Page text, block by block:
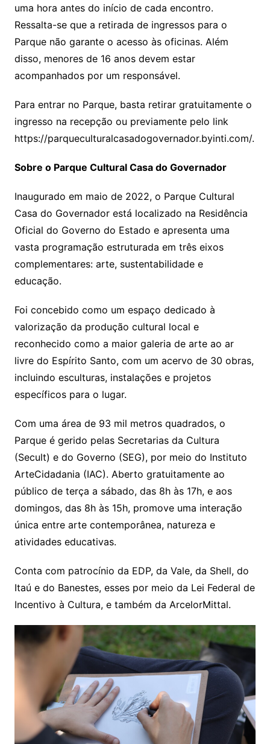
uma hora antes do início de cada encontro.
Ressalta-se que a retirada de ingressos para o
Parque não garante o acesso às oficinas. Além
disso, menores de 16 anos devem estar
acompanhados por um responsável.
Para entrar no Parque, basta retirar gratuitamente o
ingresso na recepção ou previamente pelo link
https://parqueculturalcasadogovernador.byinti.com/.
Sobre o Parque Cultural Casa do Governador
Inaugurado em maio de 2022, o Parque Cultural
Casa do Governador está localizado na Residência
Oficial do Governo do Estado e apresenta uma
vasta programação estruturada em três eixos
complementares: arte, sustentabilidade e
educação.
Foi concebido como um espaço dedicado à
valorização da produção cultural local e
reconhecido como a maior galeria de arte ao ar
livre do Espírito Santo, com um acervo de 30 obras,
incluindo esculturas, instalações e projetos
específicos para o lugar.
Com uma área de 93 mil metros quadrados, o
Parque é gerido pelas Secretarias da Cultura
(Secult) e do Governo (SEG), por meio do Instituto
ArteCidadania (IAC). Aberto gratuitamente ao
público de terça a sábado, das 8h às 17h, e aos
domingos, das 8h às 15h, promove uma interação
única entre arte contemporânea, natureza e
atividades educativas.
Conta com patrocínio da EDP, da Vale, da Shell, do
Itaú e do Banestes, esses por meio da Lei Federal de
Incentivo à Cultura, e também da ArcelorMittal.